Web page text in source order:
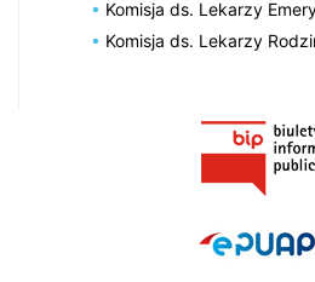
Komisja ds. Lekarzy
Komisja ds. Lekarzy